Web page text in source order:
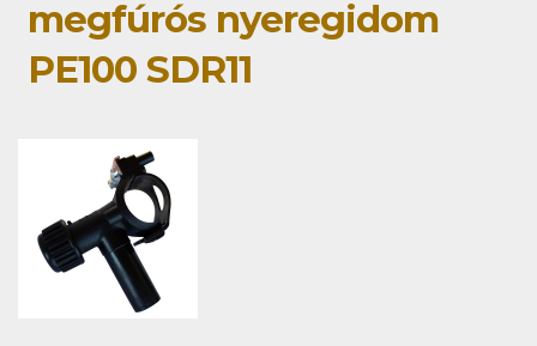
megfúrós nyeregidom
PE100 SDR11